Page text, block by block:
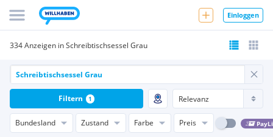
Einloggen
334 Anzeigen in Schreibtischsessel Grau
Bundesland Zustand Farbe Preis
Filtern 1